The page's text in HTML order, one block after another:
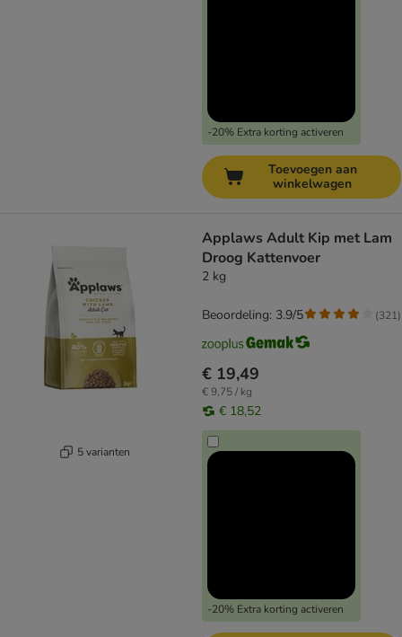
-20% Extra korting activeren
Toevoegen aan
winkelwagen
5 varianten
Applaws Adult Kip met Lam
Droog Kattenvoer
2 kg
€ 19,49
€ 9,75 / kg
€ 18,52
-20% Extra korting activeren
Beoordeling: 3.9/5 (321)